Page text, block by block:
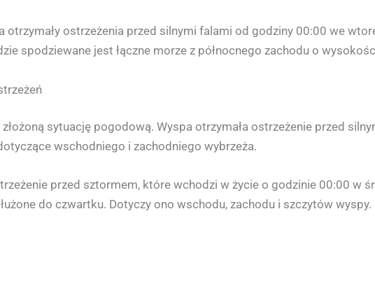
otrzymały ostrzeżenia przed silnymi falami od godziny 00:00 we
spodziewane jest łączne morze z północnego zachodu o
sytuację pogodową. Wyspa otrzymała ostrzeżenie przed
wschodniego i zachodniego wybrzeża.
przed sztormem, które wchodzi w życie o godzinie 00:00 w
do czwartku. Dotyczy ono wschodu, zachodu i szczytów wyspy.